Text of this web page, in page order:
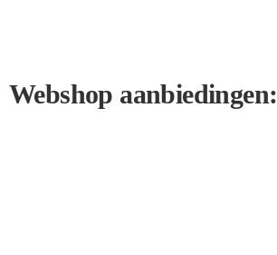
Webshop aanbiedingen: